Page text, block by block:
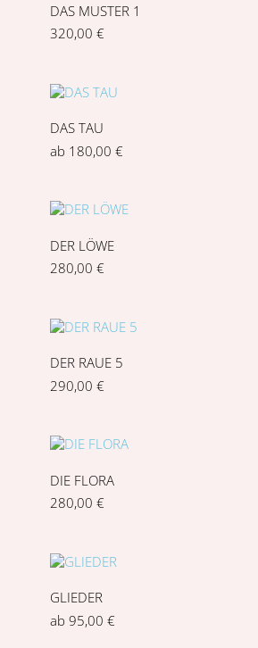
DAS MUSTER 1
320,00 €
DAS TAU
ab 180,00 €
DER LÖWE
280,00 €
DER RAUE 5
290,00 €
DIE FLORA
280,00 €
GLIEDER
ab 95,00 €